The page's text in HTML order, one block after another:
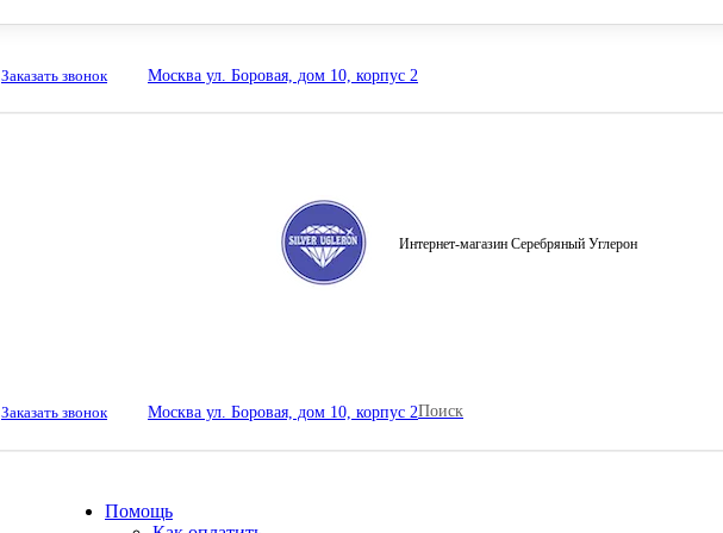
Заказать звонок Москва ул. Боровая, дом 10, корпус 2
Интернет-магазин Серебряный Углерон
Заказать звонок Москва ул. Боровая, дом 10, корпус 2Поиск
Помощь